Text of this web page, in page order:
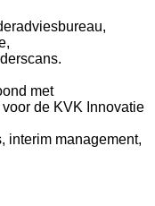
met
de KVK Innovatie
interim management,